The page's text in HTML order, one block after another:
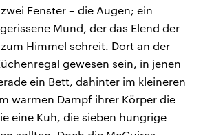
Fenster – die Augen; ein
Mund, der das Elend der
Himmel schreit. Dort an der
gewesen sein, in jenen
ein Bett, dahinter im kleineren
warmen Dampf ihrer Körper die
eine Kuh, die sieben hungrige